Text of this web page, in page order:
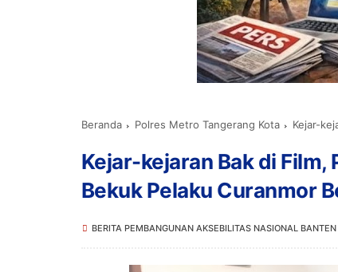
Beranda Polres Metro Tangerang Kota Kejar-
Kejar-kejaran Bak di
Bekuk Pelaku Curanmor
BERITA PEMBANGUNAN AKSEBILITAS NASIONAL BANTEN